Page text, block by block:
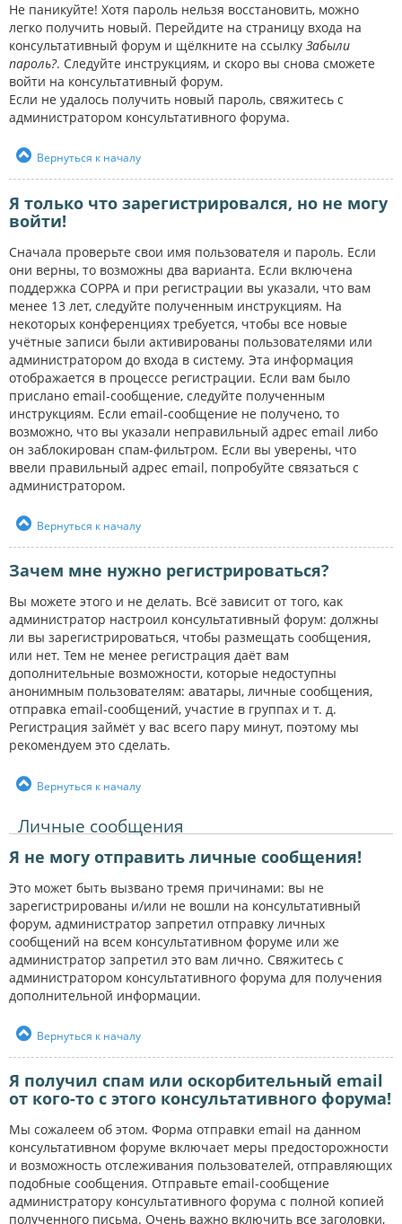
Не паникуйте! Хотя пароль нельзя восстановить, можно
легко получить новый. Перейдите на страницу входа на
консультативный форум и щёлкните на ссылку Забыли
пароль?. Следуйте инструкциям, и скоро вы снова сможете
войти на консультативный форум.
Если не удалось получить новый пароль, свяжитесь с
администратором консультативного форума.
Вернуться к началу
Я только что зарегистрировался, но не могу
войти!
Сначала проверьте свои имя пользователя и пароль. Если
они верны, то возможны два варианта. Если включена
поддержка COPPA и при регистрации вы указали, что вам
менее 13 лет, следуйте полученным инструкциям. На
некоторых конференциях требуется, чтобы все новые
учётные записи были активированы пользователями или
администратором до входа в систему. Эта информация
отображается в процессе регистрации. Если вам было
прислано email-сообщение, следуйте полученным
инструкциям. Если email-сообщение не получено, то
возможно, что вы указали неправильный адрес email либо
он заблокирован спам-фильтром. Если вы уверены, что
ввели правильный адрес email, попробуйте связаться с
администратором.
Вернуться к началу
Зачем мне нужно регистрироваться?
Вы можете этого и не делать. Всё зависит от того, как
администратор настроил консультативный форум: должны
ли вы зарегистрироваться, чтобы размещать сообщения,
или нет. Тем не менее регистрация даёт вам
дополнительные возможности, которые недоступны
анонимным пользователям: аватары, личные сообщения,
отправка email-сообщений, участие в группах и т. д.
Регистрация займёт у вас всего пару минут, поэтому мы
рекомендуем это сделать.
Вернуться к началу
Личные сообщения
Я не могу отправить личные сообщения!
Это может быть вызвано тремя причинами: вы не
зарегистрированы и/или не вошли на консультативный
форум, администратор запретил отправку личных
сообщений на всем консультативном форуме или же
администратор запретил это вам лично. Свяжитесь с
администратором консультативного форума для получения
дополнительной информации.
Вернуться к началу
Я получил спам или оскорбительный email
от кого-то с этого консультативного форума!
Мы сожалеем об этом. Форма отправки email на данном
консультативном форуме включает меры предосторожности
и возможность отслеживания пользователей, отправляющих
подобные сообщения. Отправьте email-сообщение
администратору консультативного форума с полной копией
полученного письма. Очень важно включить все заголовки,